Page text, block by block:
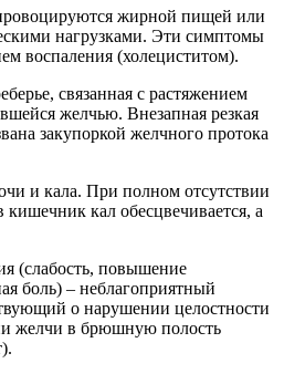
жирной пищей или
нагрузками. Эти симптомы
воспаления (холециститом).
связанная с растяжением
желчью. Внезапная резкая
закупоркой желчного протока
и кала. При полном отсутствии
кал обесцвечивается, а
(слабость, повышение
боль) – неблагоприятный
о нарушении целостности
желчи в брюшную полость